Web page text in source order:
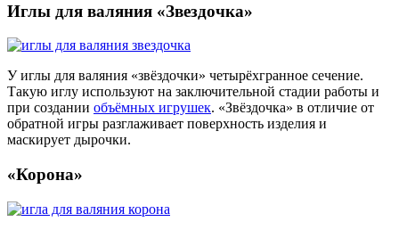
Иглы для валяния «Звездочка»
У иглы для валяния «звёздочки» четырёхгранное сечение.
Такую иглу используют на заключительной стадии работы и
при создании объёмных игрушек. «Звёздочка» в отличие от
обратной игры разглаживает поверхность изделия и
маскирует дырочки.
«Корона»